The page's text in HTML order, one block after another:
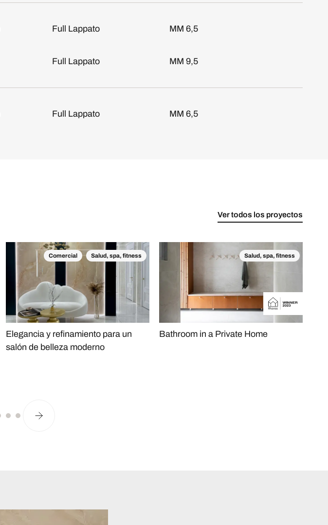
Full Lappato MM 6,5
Full Lappato MM 9,5
Full Lappato MM 6,5
Ver todos los proyectos
Comercial Salud, spa, fitness
Elegancia y refinamiento para un
salón de belleza moderno
Salud, spa, fitness
Bathroom in a Private Home